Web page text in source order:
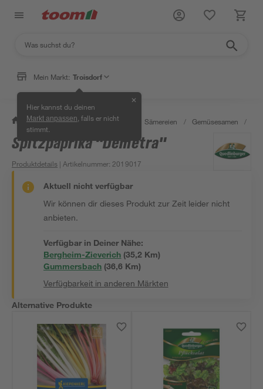
Mein Markt: Troisdorf
Hier kannst du deinen
Markt anpassen , falls er nicht
stimmt.
✕
/ Garten & Freizeit / Pflanzen Sämereien / Gemüsesamen /
Spitzpaprika "Demetra"
Produktdetails | Artikelnummer: 2019017
Aktuell nicht verfügbar
Wir können dir dieses Produkt zur Zeit leider nicht
anbieten.
Verfügbar in Deiner Nähe:
Bergheim-Zieverich (35,2 Km)
Gummersbach (36,6 Km)
Verfügbarkeit in anderen Märkten
Alternative Produkte